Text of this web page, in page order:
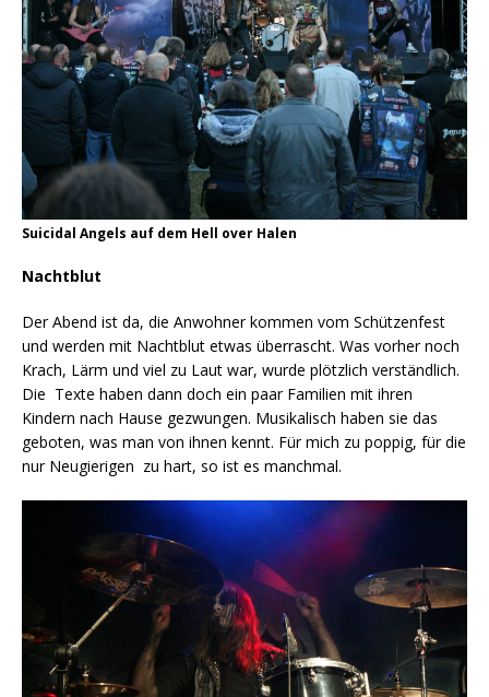
Suicidal Angels auf dem Hell over Halen
Nachtblut
Der Abend ist da, die Anwohner kommen vom Schützenfest
und werden mit Nachtblut etwas überrascht. Was vorher noch
Krach, Lärm und viel zu Laut war, wurde plötzlich verständlich.
Die Texte haben dann doch ein paar Familien mit ihren
Kindern nach Hause gezwungen. Musikalisch haben sie das
geboten, was man von ihnen kennt. Für mich zu poppig, für die
nur Neugierigen zu hart, so ist es manchmal.